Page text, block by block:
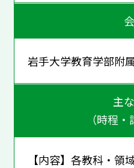
岩手大学教育学部附
主
（時程・
【内容】各教科・領